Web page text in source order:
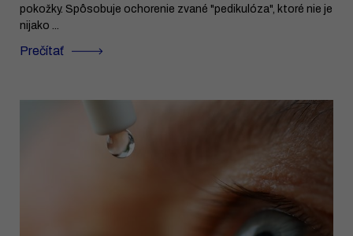
pokožky. Spôsobuje ochorenie zvané "pedikulóza", ktoré nie je
nijako ...
Prečítať